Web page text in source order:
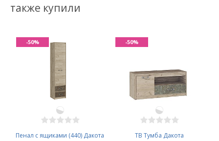
также купили
Пенал с ящиками (440) Дакота
-50%
ТВ Тумба Дакота
-50%